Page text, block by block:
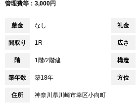
管理費等：3,000円
敷金 なし 礼金
間取り 1R 広さ
階 1階/2階建 構造
築年数 築18年 方位
住所 神奈川県川崎市幸区小向町